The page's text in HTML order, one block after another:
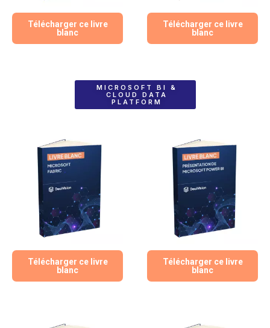
Télécharger ce livre
blanc
Télécharger ce livre
blanc
MICROSOFT BI &
CLOUD DATA
PLATFORM
Télécharger ce livre
blanc
Télécharger ce livre
blanc